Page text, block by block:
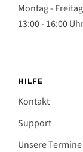
Montag - Freitag
13:00 - 16:00
HILFE
Kontakt
Support
Unsere Termine